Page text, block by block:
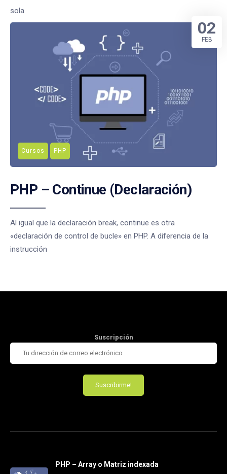
sola
Cursos PHP
PHP – Continue (Declaración)
Al igual que la declaración break, continue es otra
«declaración de control de bucle» en PHP. A diferencia de la
instrucción
02
FEB
Suscripción
PHP – Array o Matriz indexada